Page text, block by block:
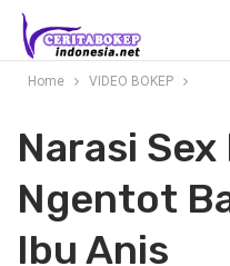
Home VIDEO BOKEP
Narasi Sex
Ngentot
Ibu Anis